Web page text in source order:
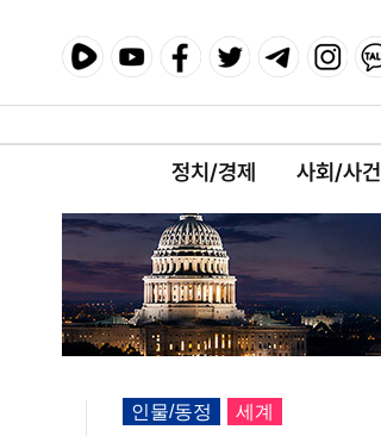
정치/경제 사회/사건
인물/동정 세계